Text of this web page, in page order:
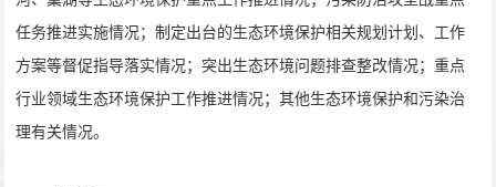
任务推进实施情况；制定出台的生态环境保护相关规划计划、工作
方案等督促指导落实情况；突出生态环境问题排查整改情况；重点
行业领域生态环境保护工作推进情况；其他生态环境保护和污染治
理有关情况。